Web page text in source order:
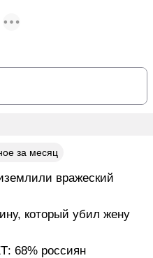
за месяц
вражеский
который убил жену
68% россиян